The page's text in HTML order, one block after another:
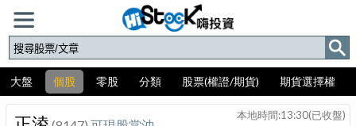
大盤 個股 零股 分類 股票(權證/期貨) 期貨選擇權
本地時間:13:30(已收盤)